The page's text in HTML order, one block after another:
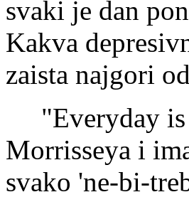
svaki je dan
Kakva
zaista najgori
"Everyday is
Morrisseya i
svako 'ne-bi-